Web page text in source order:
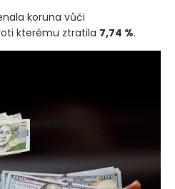
koruna vůči
kterému ztratila 7,74 %.